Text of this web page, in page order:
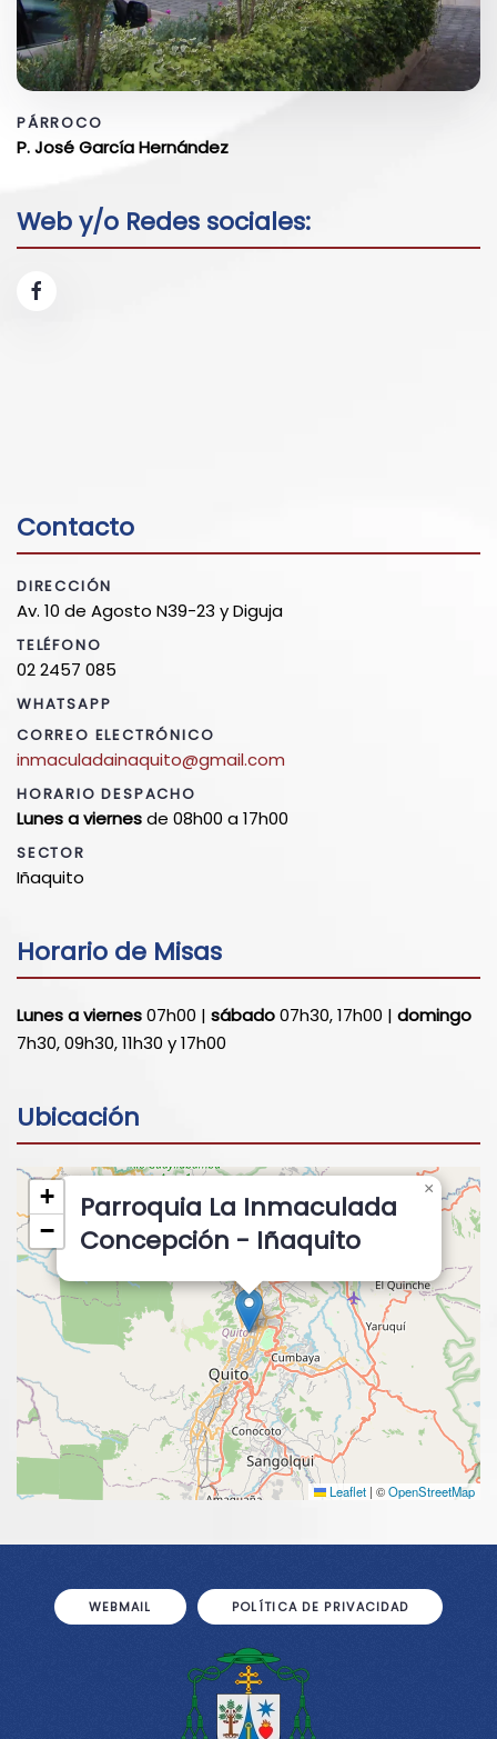
PÁRROCO
P. José García Hernández
Web y/o Redes sociales:
Contacto
DIRECCIÓN
Av. 10 de Agosto N39-23 y Diguja
TELÉFONO
02 2457 085
WHATSAPP
CORREO ELECTRÓNICO
inmaculadainaquito@gmail.com
HORARIO DESPACHO
Lunes a viernesde 08h00 a 17h00
SECTOR
Iñaquito
Horario de Misas
Lunes a viernes07h00 | sábado07h30, 17h00 | domingo
7h30, 09h30, 11h30 y 17h00
Ubicación
Parroquia La Inmaculada
Concepción - Iñaquito
×
+
−
Leaflet | ©OpenStreetMap
WEBMAIL POLÍTICA DE PRIVACIDAD